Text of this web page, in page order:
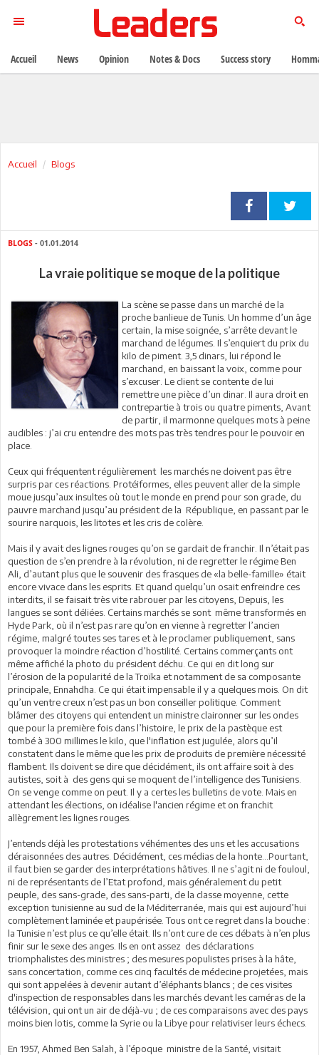
Accueil Blogs
BLOGS - 01.01.2014
La vraie politique se moque de la politique
La scène se passe dans un marché de la
proche banlieue de Tunis. Un homme d’un âge
certain, la mise soignée, s’arrête devant le
marchand de légumes. Il s’enquiert du prix du
kilo de piment. 3,5 dinars, lui répond le
marchand, en baissant la voix, comme pour
s’excuser. Le client se contente de lui
remettre une pièce d’un dinar. Il aura droit en
contrepartie à trois ou quatre piments, Avant
de partir, il marmonne quelques mots à peine
audibles : j’ai cru entendre des mots pas très tendres pour le pouvoir en
place.
Ceux qui fréquentent régulièrement les marchés ne doivent pas être
surpris par ces réactions. Protéiformes, elles peuvent aller de la simple
moue jusqu’aux insultes où tout le monde en prend pour son grade, du
pauvre marchand jusqu’au président de la République, en passant par le
sourire narquois, les litotes et les cris de colère.
Mais il y avait des lignes rouges qu’on se gardait de franchir. Il n’était pas
question de s’en prendre à la révolution, ni de regretter le régime Ben
Ali, d’autant plus que le souvenir des frasques de «la belle-famille» était
encore vivace dans les esprits. Et quand quelqu’un osait enfreindre ces
interdits, il se faisait très vite rabrouer par les citoyens, Depuis, les
langues se sont déliées. Certains marchés se sont même transformés en
Hyde Park, où il n’est pas rare qu’on en vienne à regretter l’ancien
régime, malgré toutes ses tares et à le proclamer publiquement, sans
provoquer la moindre réaction d’hostilité. Certains commerçants ont
même affiché la photo du président déchu. Ce qui en dit long sur
l’érosion de la popularité de la Troïka et notamment de sa composante
principale, Ennahdha. Ce qui était impensable il y a quelques mois. On dit
qu’un ventre creux n’est pas un bon conseiller politique. Comment
blâmer des citoyens qui entendent un ministre claironner sur les ondes
que pour la première fois dans l’histoire, le prix de la pastèque est
tombé à 300 millimes le kilo, que l'inflation est jugulée, alors qu’il
constatent dans le même que les prix de produits de première nécessité
flambent. Ils doivent se dire que décidément, ils ont affaire soit à des
autistes, soit à des gens qui se moquent de l’intelligence des Tunisiens.
On se venge comme on peut. Il y a certes les bulletins de vote. Mais en
attendant les élections, on idéalise l'ancien régime et on franchit
allègrement les lignes rouges.
J’entends déjà les protestations véhémentes des uns et les accusations
déraisonnées des autres. Décidément, ces médias de la honte...Pourtant,
il faut bien se garder des interprétations hâtives. Il ne s’agit ni de fouloul,
ni de représentants de l’Etat profond, mais généralement du petit
peuple, des sans-grade, des sans-parti, de la classe moyenne, cette
exception tunisienne au sud de la Méditerranée, mais qui est aujourd’hui
complètement laminée et paupérisée. Tous ont ce regret dans la bouche :
la Tunisie n’est plus ce qu’elle était. Ils n’ont cure de ces débats à n’en plus
finir sur le sexe des anges. Ils en ont assez des déclarations
triomphalistes des ministres ; des mesures populistes prises à la hâte,
sans concertation, comme ces cinq facultés de médecine projetées, mais
qui sont appelées à devenir autant d’éléphants blancs ; de ces visites
d'inspection de responsables dans les marchés devant les caméras de la
télévision, qui ont un air de déjà-vu ; de ces comparaisons avec des pays
moins bien lotis, comme la Syrie ou la Libye pour relativiser leurs échecs.
En 1957, Ahmed Ben Salah, à l’époque ministre de la Santé, visitait
Accueil News Opinion Notes & Docs Success story